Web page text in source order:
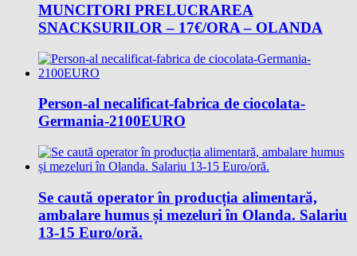
MUNCITORI PRELUCRAREA
SNACKSURILOR – 17€/ORA – OLANDA
Person-al necalificat-fabrica de ciocolata-
Germania-2100EURO
Se caută operator în producția alimentară,
ambalare humus și mezeluri în Olanda. Salariu
13-15 Euro/oră.